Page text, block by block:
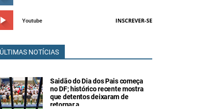
Youtube INSCREVER-SE
ÚLTIMAS NOTÍCIAS
Saidão do Dia dos Pais começa
no DF; histórico recente mostra
que detentos deixaram de
retornar a